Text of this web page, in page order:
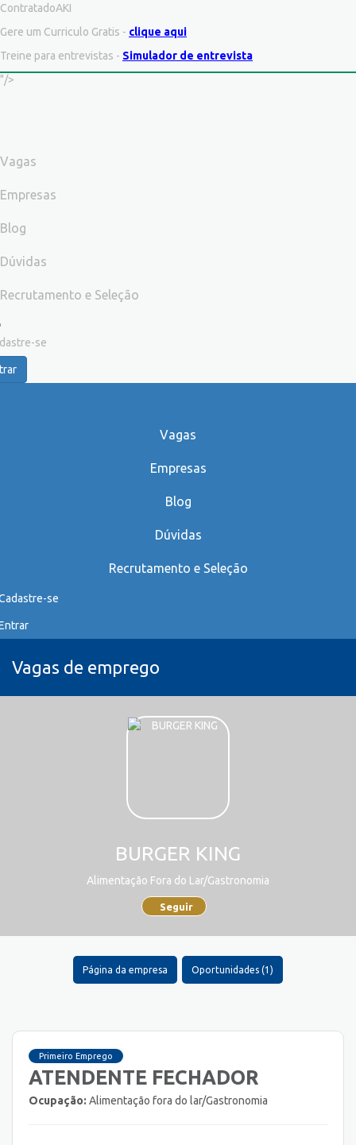
ContratadoAKI
Gere um Curriculo Gratis - clique aqui
Treine para entrevistas - Simulador de entrevista
"/>
Vagas
Empresas
Blog
Dúvidas
Recrutamento e Seleção
se
Vagas
Empresas
Blog
Dúvidas
Recrutamento e Seleção
se
Vagas de emprego
BURGER KING
Alimentação Fora do Lar/Gastronomia
Seguir
Página da empresa Oportunidades (1)
Primeiro Emprego
ATENDENTE FECHADOR
Ocupação: Alimentação fora do lar/Gastronomia